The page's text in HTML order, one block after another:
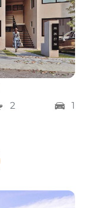
2
1